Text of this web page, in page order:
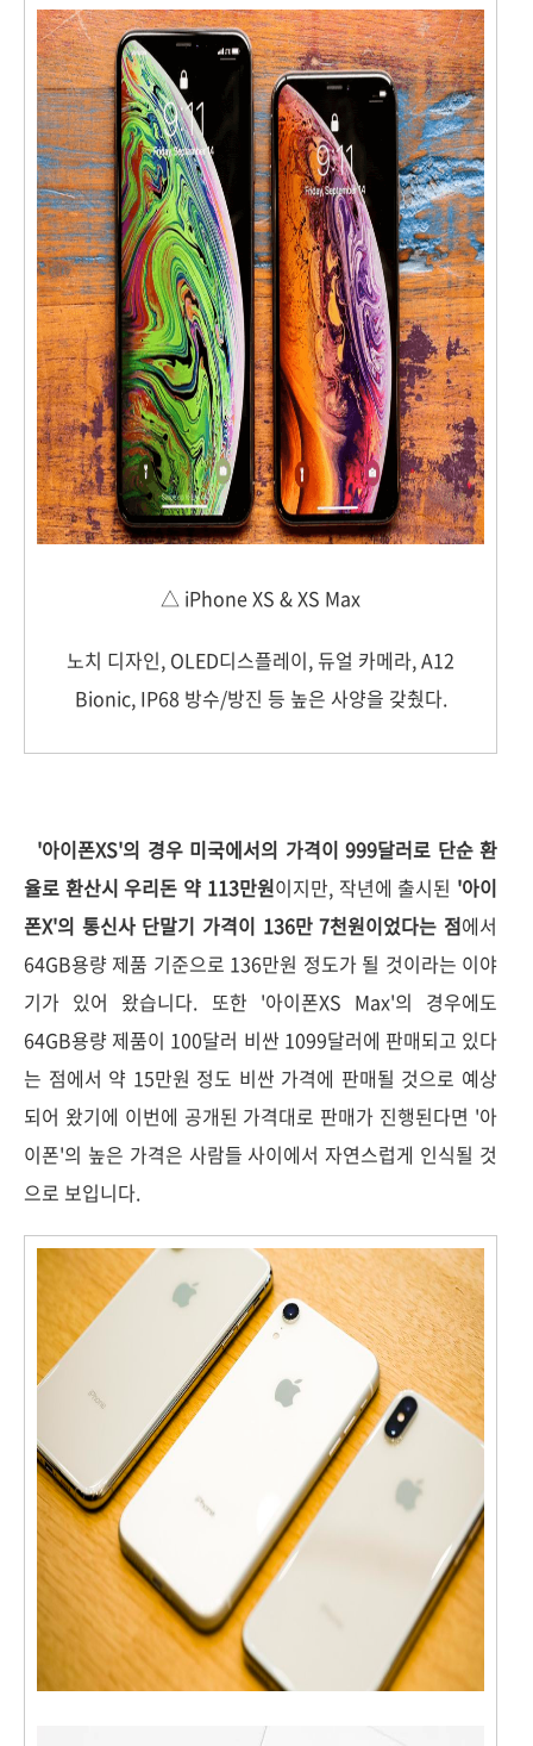
△ iPhone XS & XS Max
노치 디자인, OLED디스플레이, 듀얼 카메라, A12
Bionic, IP68 방수/방진 등 높은 사양을 갖췄다.
'아이폰XS'의 경우 미국에서의 가격이 999달러로 단순 환
율로 환산시 우리돈 약 113만원이지만, 작년에 출시된 '아이
폰X'의 통신사 단말기 가격이 136만 7천원이었다는 점에서
64GB용량 제품 기준으로 136만원 정도가 될 것이라는 이야
기가 있어 왔습니다. 또한 '아이폰XS Max'의 경우에도
64GB용량 제품이 100달러 비싼 1099달러에 판매되고 있다
는 점에서 약 15만원 정도 비싼 가격에 판매될 것으로 예상
되어 왔기에 이번에 공개된 가격대로 판매가 진행된다면 '아
이폰'의 높은 가격은 사람들 사이에서 자연스럽게 인식될 것
으로 보입니다.